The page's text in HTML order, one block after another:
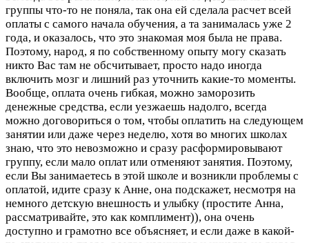
группы что-то не поняла, так она ей сделала расчет всей
оплаты с самого начала обучения, а та занималась уже 2
года, и оказалось, что это знакомая моя была не права.
Поэтому, народ, я по собственному опыту могу сказать
никто Вас там не обсчитывает, просто надо иногда
включить мозг и лишний раз уточнить какие-то моменты.
Вообще, оплата очень гибкая, можно заморозить
денежные средства, если уезжаешь надолго, всегда
можно договориться о том, чтобы оплатить на следующем
занятии или даже через неделю, хотя во многих школах
знаю, что это невозможно и сразу расформировывают
группу, если мало оплат или отменяют занятия. Поэтому,
если Вы занимаетесь в этой школе и возникли проблемы с
оплатой, идите сразу к Анне, она подскажет, несмотря на
немного детскую внешность и улыбку (простите Анна,
рассматривайте, это как комплимент)), она очень
доступно и грамотно все объясняет, и если даже в какой-